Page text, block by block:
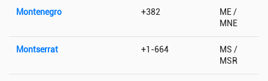
Montenegro +382
ME /
MNE
Montserrat +1-664
MS /
MSR